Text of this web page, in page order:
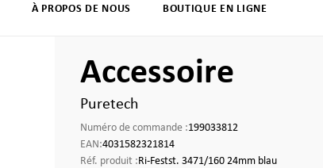
À PROPOS DE NOUS BOUTIQUE EN LIGNE
Accessoire
Puretech
Numéro de commande :199033812
EAN:4031582321814
Réf. produit :Ri-Festst. 3471/160 24mm blau